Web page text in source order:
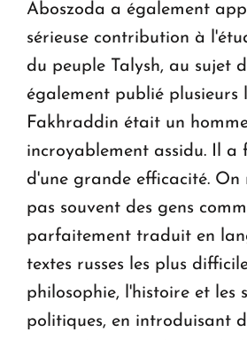
Aboszoda a également
sérieuse contribution à
du peuple Talysh, au sujet
également publié plusieurs
Fakhraddin était un
incroyablement assidu. Il a
d'une grande efficacité. On
pas souvent des gens
parfaitement traduit en
textes russes les plus
philosophie, l'histoire et les
politiques, en introduisant